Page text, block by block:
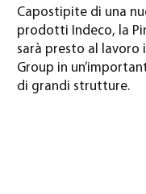
Capostipite di una
prodotti Indeco, la
sarà presto al lavoro
Group in
di grandi strutture.